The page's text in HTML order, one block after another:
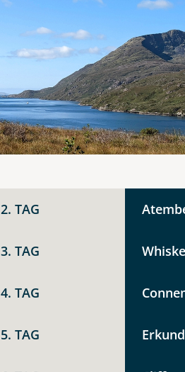
2. TAG
3. TAG
4. TAG
5. TAG
Unterkunft
DZ
EZ
Reisebeginn
Option 1
Weitere